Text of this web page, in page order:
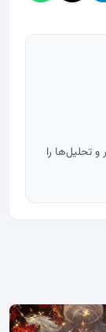
تحلیل‌ها را